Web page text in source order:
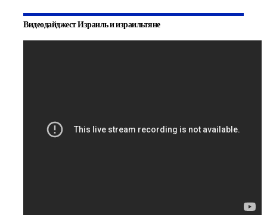
Видеодайджест Израиль и израильтяне